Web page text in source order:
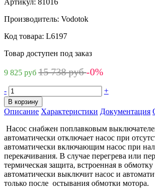
Производитель: Vodotok
Код товара: L6197
Товар доступен под заказ
9 825 руб 15 738 руб-0%
- +
В корзину
Описание Характеристики Документация
Насос снабжен поплавковым
автоматически отключает насос при
автоматически включающим насос при
перекачивания. В случае перегрева или
термическая защита, встроенная в обмотку
автоматически выключит насос и
только после остывания обмотки мотора.